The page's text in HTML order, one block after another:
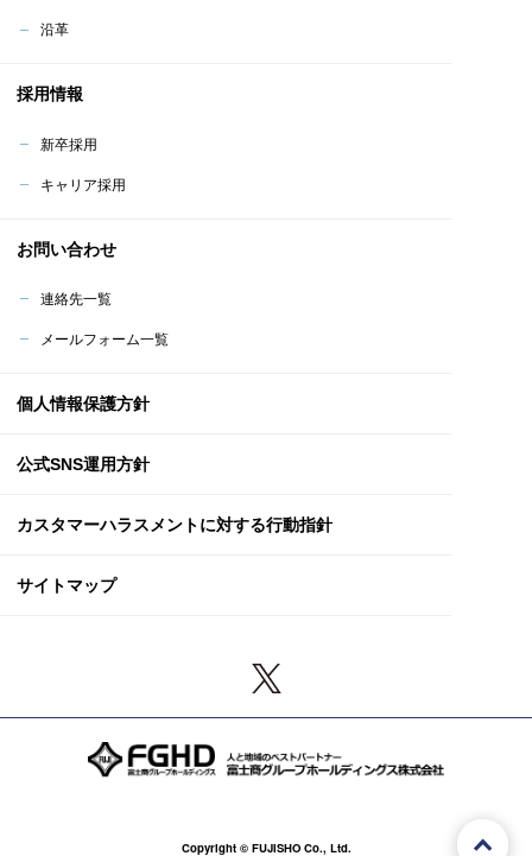
沿革
採用情報
新卒採用
キャリア採用
お問い合わせ
連絡先一覧
メールフォーム一覧
個人情報保護方針
公式SNS運用方針
カスタマーハラスメントに対する行動指針
サイトマップ
Copyright © FUJISHO Co., Ltd.